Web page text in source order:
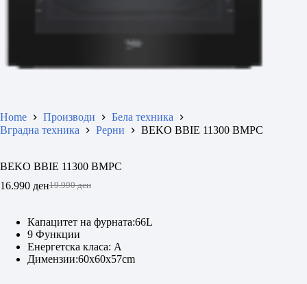
Home Производи
Бела техника
Вградна техника
Рерни BEKO BBIE 11300 BMPC
BEKO BBIE 11300 BMPC
19.990ден
Original
19.990 ден.
16.990 денCurrent
16.990 ден.
Капацитет на фурната:66L
9 Функции
Енергетска класа: А
Димензии:60х60х57cm